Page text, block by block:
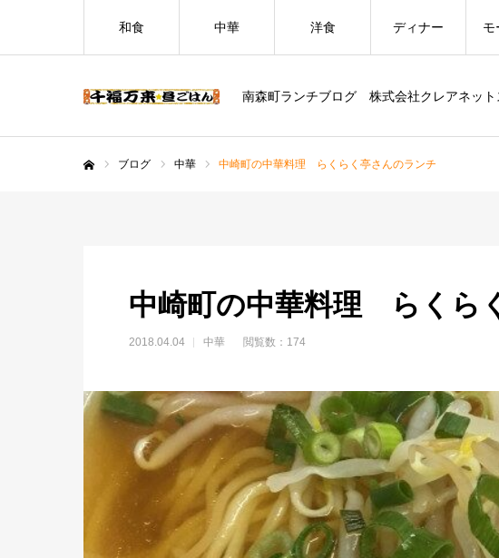
南森町ランチブログ 株式会社クレアネット
和食 中華 洋食 ディナー モ
ブログ 中華 中崎町の中華料理 らくらく亭さんのランチ
中崎町の中華料理 らくら
2018.04.04 中華 閲覧数：174